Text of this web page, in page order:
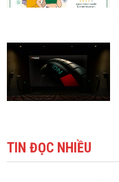
TIN ĐỌC NHIỀU